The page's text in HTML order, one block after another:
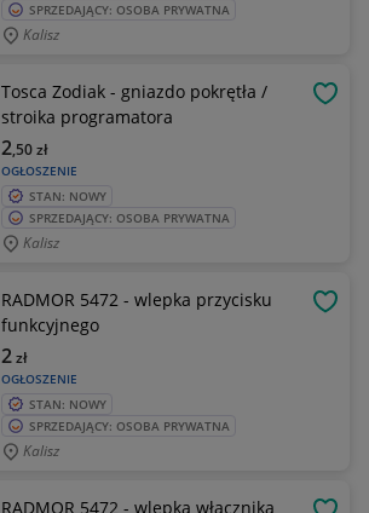
SPRZEDAJĄCY: OSOBA PRYWATNA
Kalisz
Tosca Zodiak - gniazdo pokrętła /
stroika programatora
OGŁOSZENIE
2,50zł
STAN: NOWY
SPRZEDAJĄCY: OSOBA PRYWATNA
Kalisz
RADMOR 5472 - wlepka przycisku
funkcyjnego
OGŁOSZENIE
2zł
STAN: NOWY
SPRZEDAJĄCY: OSOBA PRYWATNA
Kalisz
RADMOR 5472 - wlepka włącznika